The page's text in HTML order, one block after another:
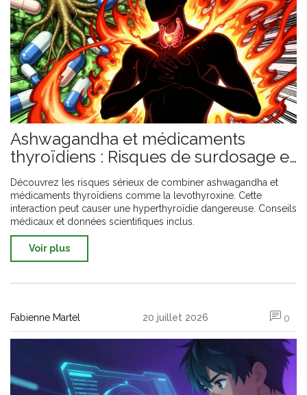
Ashwagandha et médicaments
thyroïdiens : Risques de surdosage et
interactions
Découvrez les risques sérieux de combiner ashwagandha et
médicaments thyroïdiens comme la levothyroxine. Cette
interaction peut causer une hyperthyroïdie dangereuse. Conseils
médicaux et données scientifiques inclus.
Voir plus
Fabienne Martel 20 juillet 2026 0